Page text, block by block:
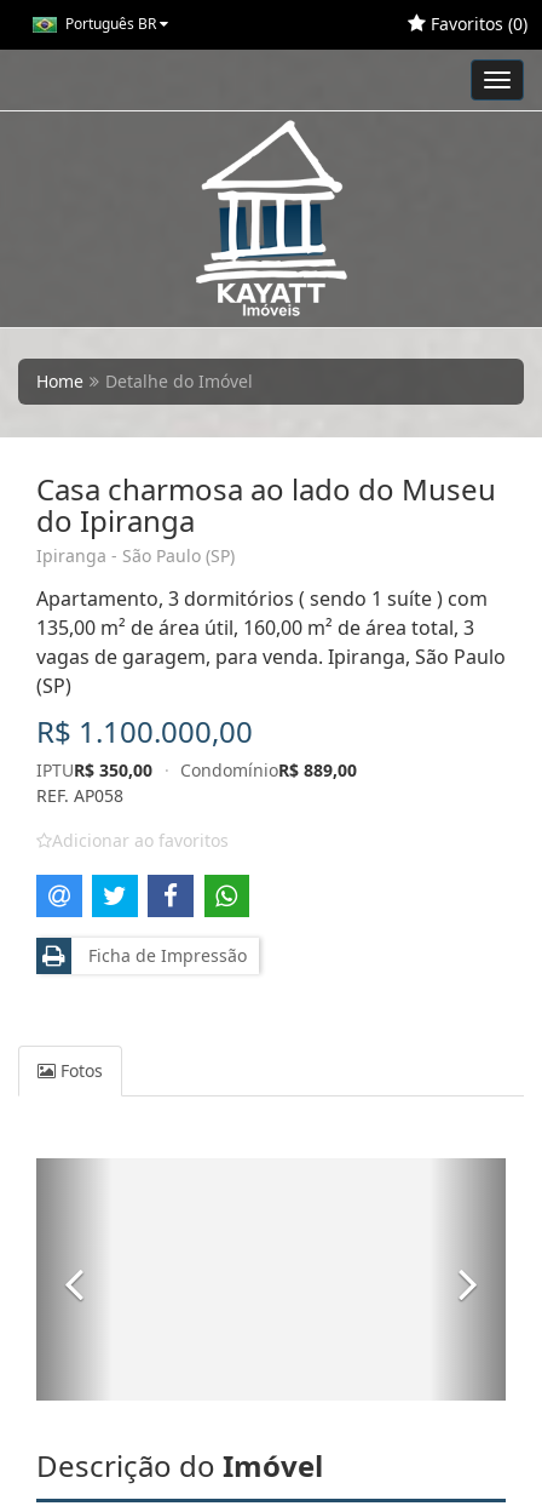
Português BR Favoritos (0)
Home Detalhe do Imóvel
Casa charmosa ao lado do Museu
do Ipiranga
Ipiranga - São Paulo (SP)
Apartamento, 3 dormitórios ( sendo 1 suíte ) com
135,00 m² de área útil, 160,00 m² de área total, 3
vagas de garagem, para venda. Ipiranga, São Paulo
(SP)
R$ 1.100.000,00
IPTUR$ 350,00 · CondomínioR$ 889,00
REF. AP058
Adicionar ao favoritos
Ficha de Impressão
Fotos
Descrição do Imóvel